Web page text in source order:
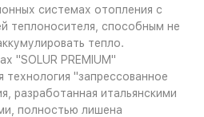
системах отопления с
теплоносителя, способным не
тепло.
"SOLUR PREMIUM"
технология "запрессованное
разработанная итальянскими
полностью лишена